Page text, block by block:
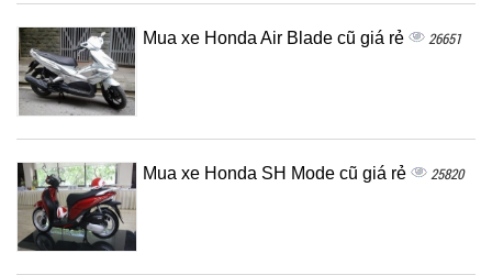
Mua xe Honda Air Blade cũ giá rẻ 26651
Mua xe Honda SH Mode cũ giá rẻ 25820